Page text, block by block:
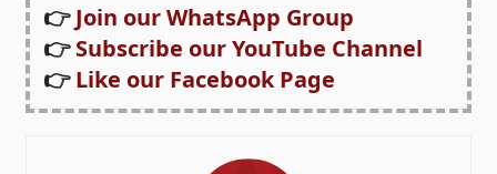
👉Join our WhatsApp Group
👉Subscribe our YouTube Channel
👉Like our Facebook Page